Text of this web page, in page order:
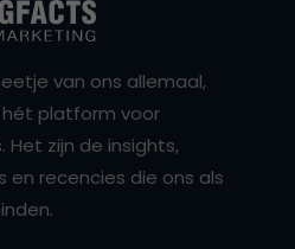
van ons allemaal,
hét platform voor
zijn de insights,
en recencies die ons als